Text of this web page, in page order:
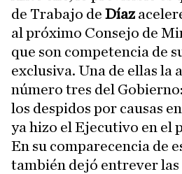
de Trabajo de Díaz
al próximo Consejo de
que son competencia de
exclusiva. Una de ellas la
número tres del
los despidos por causas
ya hizo el Ejecutivo en el
En su comparecencia de
también dejó entrever las